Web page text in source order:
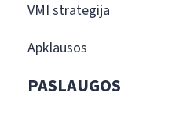
VMI strategija
Apklausos
PASLAUGOS